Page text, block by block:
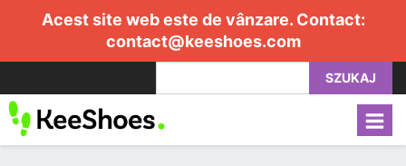
Acest site web este de vânzare. Contact:
contact@keeshoes.com
SZUKAJ